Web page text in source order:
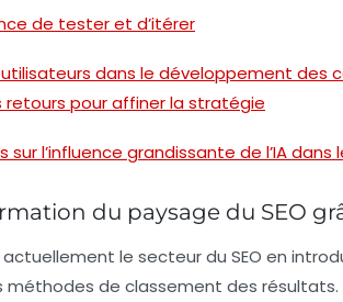
de tester et d’itérer
dans le développement des
retours pour affiner la stratégie
l’influence grandissante de l’IA dans
du paysage du SEO
actuellement le secteur du SEO en
méthodes de classement des